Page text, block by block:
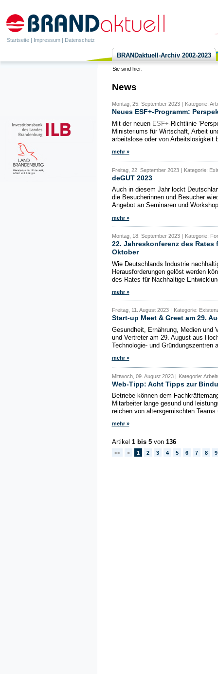
Startseite | Impressum | Datenschutz
BRANDaktuell-Archiv 2002-2023
Sie sind hier:
News
Montag, 25. September 2023 | Kategorie:
Neues ESF+-Programm:
Mit der neuen ESF+-Richtlinie
Ministeriums für Wirtschaft, Arbeit
arbeitslose oder von Arbeitslosigkeit
mehr »
Freitag, 22. September 2023 | Kategorie:
deGUT 2023
Auch in diesem Jahr lockt
die Besucherinnen und Besucher
Angebot an Seminaren und
mehr »
Montag, 18. September 2023 | Kategorie:
22. Jahreskonferenz des Rates
Oktober
Wie Deutschlands Industrie
Herausforderungen gelöst werden
des Rates für Nachhaltige
mehr »
Freitag, 11. August 2023 | Kategorie:
Start-up Meet & Greet am 29.
Gesundheit, Ernährung, Medien und
und Vertreter am 29. August aus
Technologie- und Gründungszentren
mehr »
Mittwoch, 09. August 2023 | Kategorie:
Web-Tipp: Acht Tipps zur
Betriebe können dem
Mitarbeiter lange gesund und
reichen von altersgemischten
mehr »
Artikel 1 bis 5von 136
<< < 1 2 3 4 5 6 7 8 9